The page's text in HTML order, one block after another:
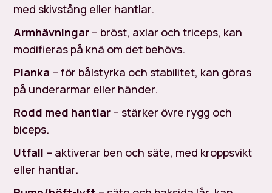
med skivstång eller hantlar.
Armhävningar – bröst, axlar och triceps, kan
modifieras på knä om det behövs.
Planka – för bålstyrka och stabilitet, kan göras
på underarmar eller händer.
Rodd med hantlar – stärker övre rygg och
biceps.
Utfall – aktiverar ben och säte, med kroppsvikt
eller hantlar.